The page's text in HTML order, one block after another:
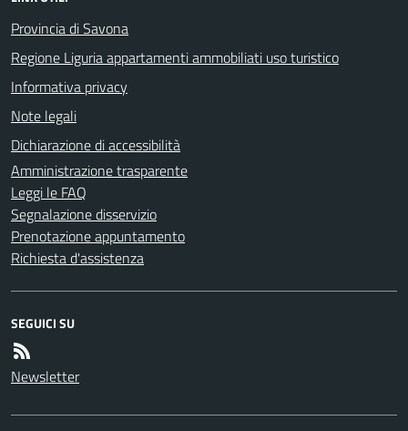
Provincia di Savona
Regione Liguria appartamenti ammobiliati uso turistico
Informativa privacy
Note legali
Dichiarazione di accessibilità
Amministrazione trasparente
Leggi le FAQ
Segnalazione disservizio
Prenotazione appuntamento
Richiesta d'assistenza
SEGUICI SU
Newsletter